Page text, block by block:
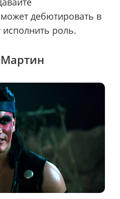
дебютировать в
роль.